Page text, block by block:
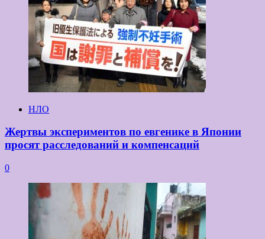
НЛО
Жертвы экспериментов по евгенике в Японии
просят расследований и компенсаций
0